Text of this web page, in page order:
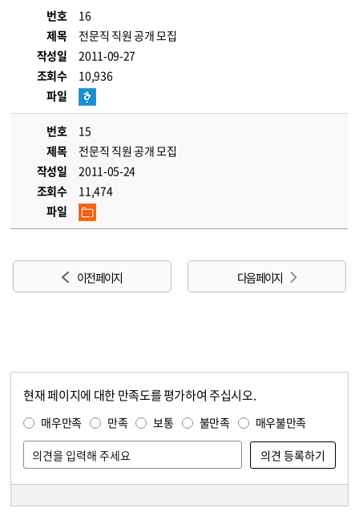
번호
16
제목
전문직 직원 공개 모집
작성일
2011-09-27
조회수
10,936
파일
번호
15
제목
전문직 직원 공개 모집
작성일
2011-05-24
조회수
11,474
파일
이전 페이지 다음 페이지
현재 페이지에 대한 만족도를 평가하여 주십시오.
매우만족 만족 보통 불만족 매우불만족